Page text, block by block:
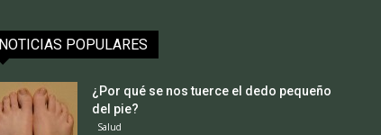
NOTICIAS POPULARES
¿Por qué se nos tuerce el dedo pequeño
del pie?
Salud